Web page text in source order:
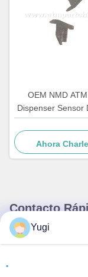
OEM NMD
Dispenser Sensor
soporte
Ahora Charle
Contacto
Dirección
Xingye
Yugi